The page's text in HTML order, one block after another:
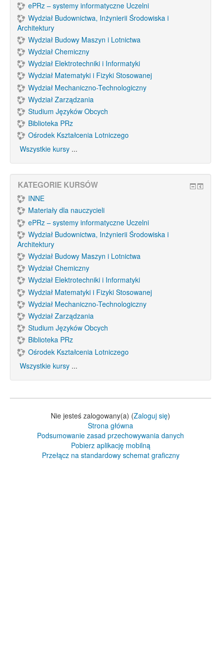
ePRz – systemy informatyczne Uczelni
Wydział Budownictwa, Inżynierii Środowiska i
Architektury
Wydział Budowy Maszyn i Lotnictwa
Wydział Chemiczny
Wydział Elektrotechniki i Informatyki
Wydział Matematyki i Fizyki Stosowanej
Wydział Mechaniczno-Technologiczny
Wydział Zarządzania
Studium Języków Obcych
Biblioteka PRz
Ośrodek Kształcenia Lotniczego
Wszystkie kursy ...
KATEGORIE KURSÓW
INNE
Materiały dla nauczycieli
ePRz – systemy informatyczne Uczelni
Wydział Budownictwa, Inżynierii Środowiska i
Architektury
Wydział Budowy Maszyn i Lotnictwa
Wydział Chemiczny
Wydział Elektrotechniki i Informatyki
Wydział Matematyki i Fizyki Stosowanej
Wydział Mechaniczno-Technologiczny
Wydział Zarządzania
Studium Języków Obcych
Biblioteka PRz
Ośrodek Kształcenia Lotniczego
Wszystkie kursy ...
Nie jesteś zalogowany(a) (Zaloguj się)
Strona główna
Podsumowanie zasad przechowywania danych
Pobierz aplikację mobilną
Przełącz na standardowy schemat graficzny